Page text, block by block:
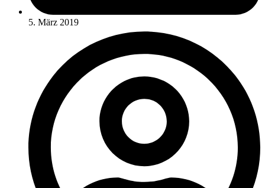
5. März 2019